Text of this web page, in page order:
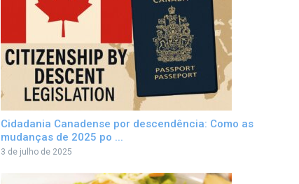
Cidadania Canadense por descendência: Como as
mudanças de 2025 po ...
3 de julho de 2025